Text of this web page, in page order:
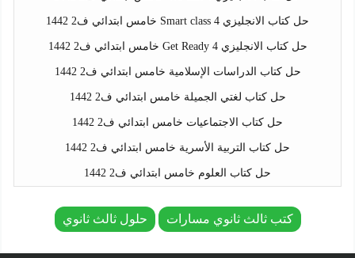
حل كتاب الانجليزي Smart class 4 خامس ابتدائي ف2 1442
حل كتاب الانجليزي Get Ready 4 خامس ابتدائي ف2 1442
حل كتاب الدراسات الإسلامية خامس ابتدائي ف2 1442
حل كتاب لغتي الجميلة خامس ابتدائي ف2 1442
حل كتاب الاجتماعيات خامس ابتدائي ف2 1442
حل كتاب التربية الأسرية خامس ابتدائي ف2 1442
حل كتاب العلوم خامس ابتدائي ف2 1442
كتب ثالث ثانوي مسارات حلول ثالث ثانوي